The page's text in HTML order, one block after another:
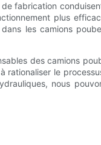
fabrication
plus
les camions
des camions
le
nous